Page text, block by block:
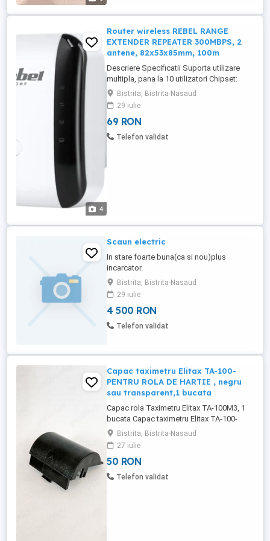
4
Router wireless REBEL RANGE
EXTENDER REPEATER 300MBPS, 2
antene, 82x53x85mm, 100m
Descriere Specificatii Suporta utilizare
multipla, pana la 10 utilizatori Chipset:
MTK7628KN Standard: IEEE 802.11 b g n
Frecventa: 2,4 GHz Securitate: WEP, WPA
WPA2, WPS (64 128 bit) 2 antene integrate
Rata de transmisie: pana la 300 Mb s Port:
RJ45 Distanta wireless: pana la 100 m (in
Bistrita, Bistrita-Nasaud
29 iulie
69 RON
Telefon validat
Scaun electric
In stare foarte buna(ca si nou)plus
incarcator.
Bistrita, Bistrita-Nasaud
29 iulie
4 500 RON
Telefon validat
Capac taximetru Elitax TA-100-
PENTRU ROLA DE HARTIE , negru
sau transparent,1 bucata
Capac rola Taximetru Elitax TA-100M3, 1
bucata Capac taximetru Elitax TA-100-
PENTRU ROLA DE HARTIE , negru sau
transparent,1 bucata Firma Avizata pentru
Distributie si service AMEF Culori
disponibile; Negru sau Transparent, (
rugam specificati culoarea dorita )
Bistrita, Bistrita-Nasaud
27 iulie
50 RON
Telefon validat